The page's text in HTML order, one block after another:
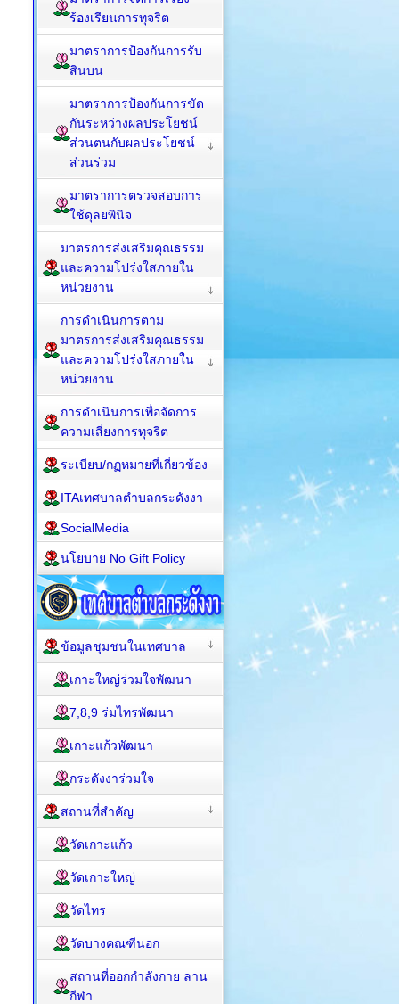
ร้องเรียนการทุจริต
มาตราการป้องกันการรับ
สินบน
มาตราการป้องกันการขัด
กันระหว่างผลประโยชน์
ส่วนตนกับผลประโยชน์
ส่วนร่วม
มาตราการตรวจสอบการ
ใช้ดุลยพินิจ
มาตรการส่งเสริมคุณธรรม
และความโปร่งใสภายใน
หน่วยงาน
การดำเนินการตาม
มาตรการส่งเสริมคุณธรรม
และความโปร่งใสภายใน
หน่วยงาน
การดำเนินการเพื่อจัดการ
ความเสี่ยงการทุจริต
ระเบียบ/กฏหมายที่เกี่ยวข้อง
ITAเทศบาลตำบลกระดังงา
SocialMedia
นโยบาย No Gift Policy
ข้อมูลชุมชนในเทศบาล
เกาะใหญ่ร่วมใจพัฒนา
7,8,9 ร่มไทรพัฒนา
เกาะแก้วพัฒนา
กระดังงาร่วมใจ
สถานที่สำคัญ
วัดเกาะแก้ว
วัดเกาะใหญ่
วัดไทร
วัดบางคณฑีนอก
สถานที่ออกกำลังกาย ลาน
กีฬา